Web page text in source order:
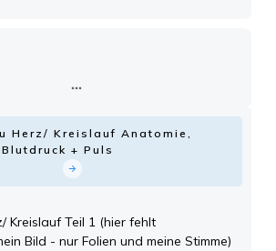
Herz/ Kreislauf Anatomie,
+ Puls
Kreislauf Teil 1 (hier fehlt
Bild - nur Folien und meine Stimme)